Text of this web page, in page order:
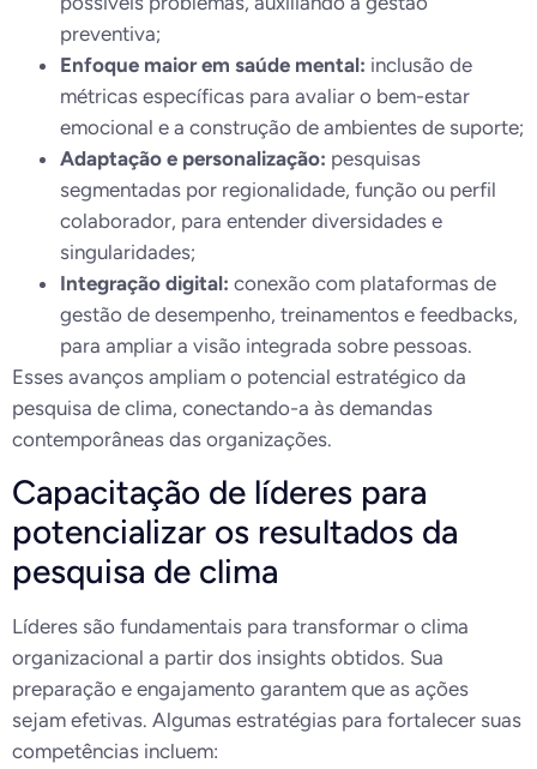
preventiva;
Enfoque maior em saúde mental: inclusão de
métricas específicas para avaliar o bem-estar
emocional e a construção de ambientes de suporte;
Adaptação e personalização: pesquisas
segmentadas por regionalidade, função ou perfil
colaborador, para entender diversidades e
singularidades;
Integração digital: conexão com plataformas de
gestão de desempenho, treinamentos e feedbacks,
para ampliar a visão integrada sobre pessoas.
Esses avanços ampliam o potencial estratégico da
pesquisa de clima, conectando-a às demandas
contemporâneas das organizações.
Capacitação de líderes para
potencializar os resultados da
pesquisa de clima
Líderes são fundamentais para transformar o clima
organizacional a partir dos insights obtidos. Sua
preparação e engajamento garantem que as ações
sejam efetivas. Algumas estratégias para fortalecer suas
competências incluem: